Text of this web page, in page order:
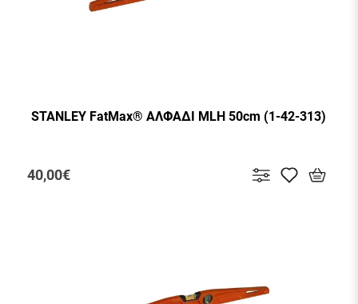
STANLEY FatMax® ΑΛΦΑΔΙ MLH 50cm (1-42-313)
40,00€